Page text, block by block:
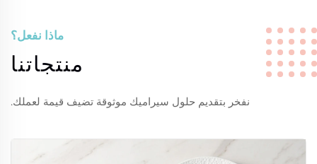
ماذا نفعل؟
منتجاتنا
نفخر بتقديم حلول سيراميك موثوقة تضيف قيمة لعملك.